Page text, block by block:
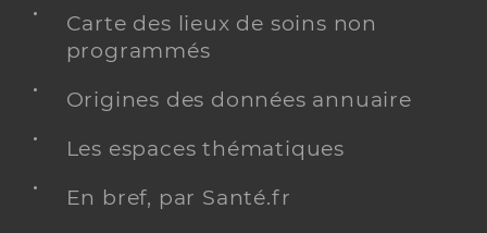
Carte des lieux de soins non
programmés
Origines des données annuaire
Les espaces thématiques
En bref, par Santé.fr